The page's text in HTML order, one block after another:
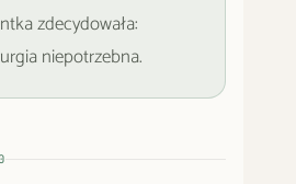
zdecydowała:
niepotrzebna.